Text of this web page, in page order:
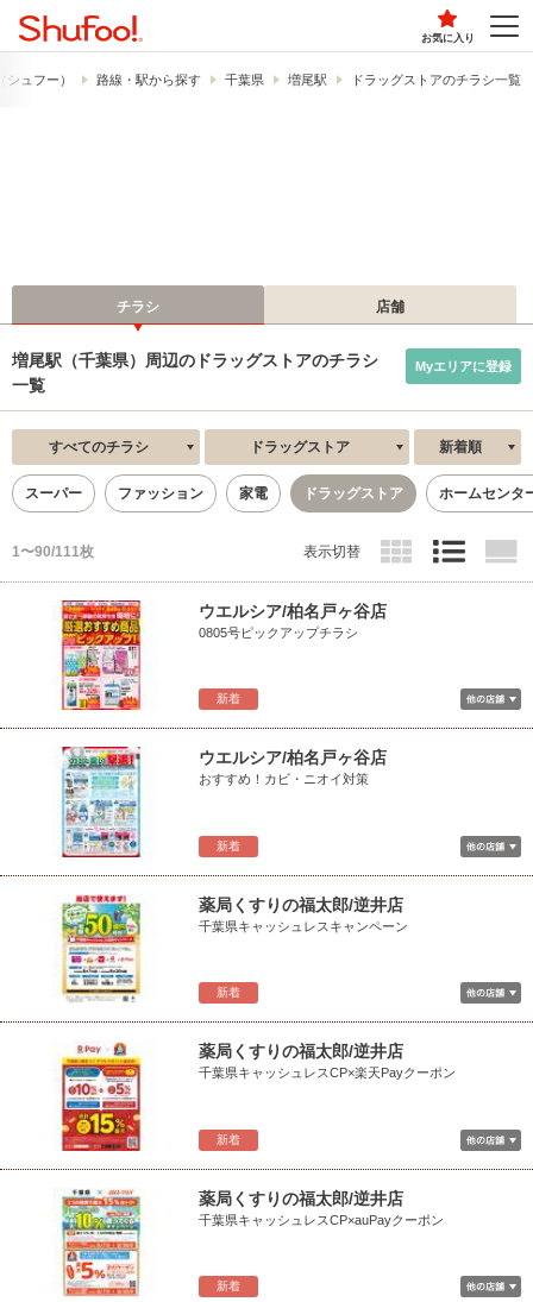
お気に入り
ュフー） 路線・駅から探す 千葉県 増尾駅 ドラッグストアのチラシ一覧
チラシ 店舗
増尾駅（千葉県）周辺のドラッグストアのチラシ
一覧
Myエリアに登録
すべてのチラシ ドラッグストア 新着順
スーパー ファッション 家電 ドラッグストア ホームセンタ
1〜90/111枚 表示切替
新着
ウエルシア/柏名戸ヶ谷店
0805号ピックアップチラシ
新着
ウエルシア/柏名戸ヶ谷店
おすすめ！カビ・ニオイ対策
新着
薬局くすりの福太郎/逆井店
千葉県キャッシュレスキャンペーン
新着
薬局くすりの福太郎/逆井店
千葉県キャッシュレスCP×楽天Payクーポン
新着
薬局くすりの福太郎/逆井店
千葉県キャッシュレスCP×auPayクーポン